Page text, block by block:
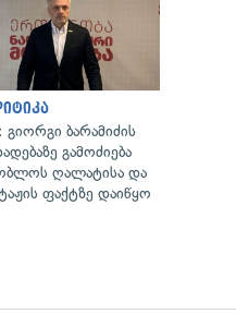
გიორგი ბარამიძის
გამოძიება
ღალატისა და
ფაქტზე დაიწყო